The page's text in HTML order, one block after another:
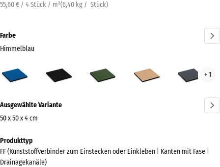
55,60 € / 4 Stück / m²(6,40 kg / Stück)
Farbe
Himmelblau
(active)
+ 1
Informationen
zu
Farben?
Farbpalette
Ausgewählte Variante
50 x 50 x 4 cm
Abmessungen
für
den
Produkttyp
FF (Kunststoffverbinder zum Einstecken oder Einkleben | Kanten mit Fase |
Drainagekanäle)